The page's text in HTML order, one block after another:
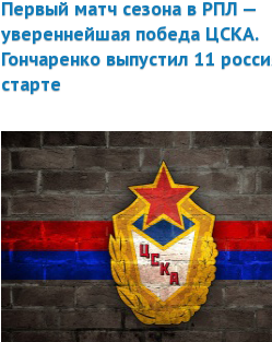
Первый матч сезона в РПЛ —
увереннейшая победа ЦСКА.
Гончаренко выпустил 11
старте